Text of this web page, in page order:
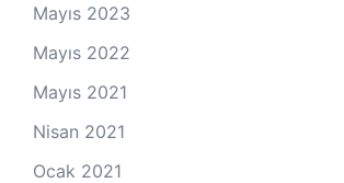
Mayıs 2023
Mayıs 2022
Mayıs 2021
Nisan 2021
Ocak 2021